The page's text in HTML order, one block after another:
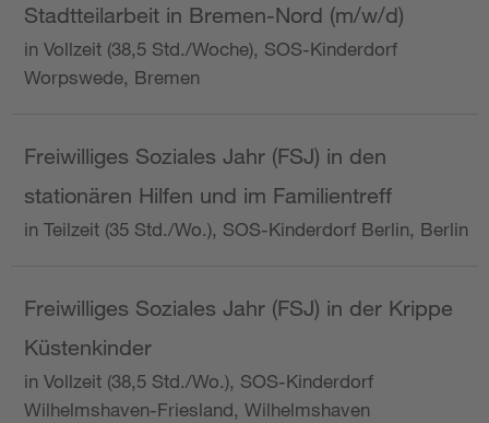
Stadtteilarbeit in Bremen-Nord (m/w/d)
in Vollzeit (38,5 Std./Woche), SOS-Kinderdorf
Worpswede, Bremen
Freiwilliges Soziales Jahr (FSJ) in den
stationären Hilfen und im Familientreff
in Teilzeit (35 Std./Wo.), SOS-Kinderdorf Berlin, Berlin
Freiwilliges Soziales Jahr (FSJ) in der Krippe
Küstenkinder
in Vollzeit (38,5 Std./Wo.), SOS-Kinderdorf
Wilhelmshaven-Friesland, Wilhelmshaven